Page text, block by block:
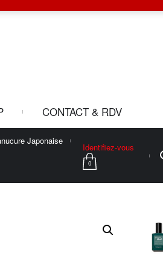
CONTACT & RDV
Japonaise
Identifiez-vous
0